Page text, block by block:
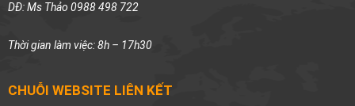
DĐ: Ms Thảo 0988 498 722
Thời gian làm việc: 8h – 17h30
CHUỖI WEBSITE LIÊN KẾT